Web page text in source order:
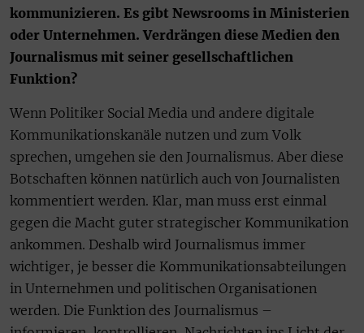
kommunizieren. Es gibt Newsrooms in Ministerien
oder Unternehmen. Verdrängen diese Medien den
Journalismus mit seiner gesellschaftlichen
Funktion?
Wenn Politiker Social Media und andere digitale
Kommunikationskanäle nutzen und zum Volk
sprechen, umgehen sie den Journalismus. Aber diese
Botschaften können natürlich auch von Journalisten
kommentiert werden. Klar, man muss erst einmal
gegen die Macht guter strategischer Kommunikation
ankommen. Deshalb wird Journalismus immer
wichtiger, je besser die Kommunikationsabteilungen
in Unternehmen und politischen Organisationen
werden. Die Funktion des Journalismus –